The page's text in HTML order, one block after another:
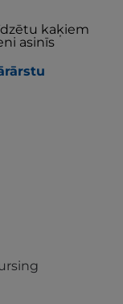
kaķiem
asinīs